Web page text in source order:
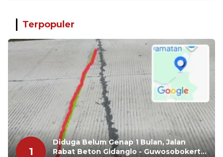
Terpopuler
1
Diduga Belum Genap 1 Bulan, Jalan
Rabat Beton Gidanglo - Guwosobokerto